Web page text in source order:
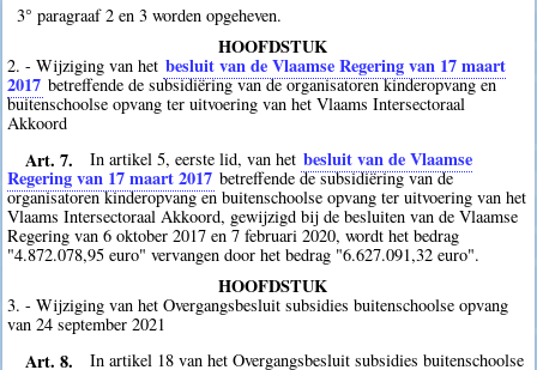
3° paragraaf 2 en 3 worden opgeheven.
HOOFDSTUK
2. - Wijziging van het besluit van de Vlaamse Regering van 17 maart
2017 betreffende de subsidiëring van de organisatoren kinderopvang en
buitenschoolse opvang ter uitvoering van het Vlaams Intersectoraal
Akkoord
Art. 7. In artikel 5, eerste lid, van het besluit van de Vlaamse
Regering van 17 maart 2017 betreffende de subsidiëring van de
organisatoren kinderopvang en buitenschoolse opvang ter uitvoering van het
Vlaams Intersectoraal Akkoord, gewijzigd bij de besluiten van de Vlaamse
Regering van 6 oktober 2017 en 7 februari 2020, wordt het bedrag
"4.872.078,95 euro" vervangen door het bedrag "6.627.091,32 euro".
HOOFDSTUK
3. - Wijziging van het Overgangsbesluit subsidies buitenschoolse opvang
van 24 september 2021
Art. 8.
In artikel 18 van het Overgangsbesluit subsidies buitenschoolse